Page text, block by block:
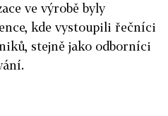
ve výrobě byly
kde vystoupili řečníci
stejně jako odborníci